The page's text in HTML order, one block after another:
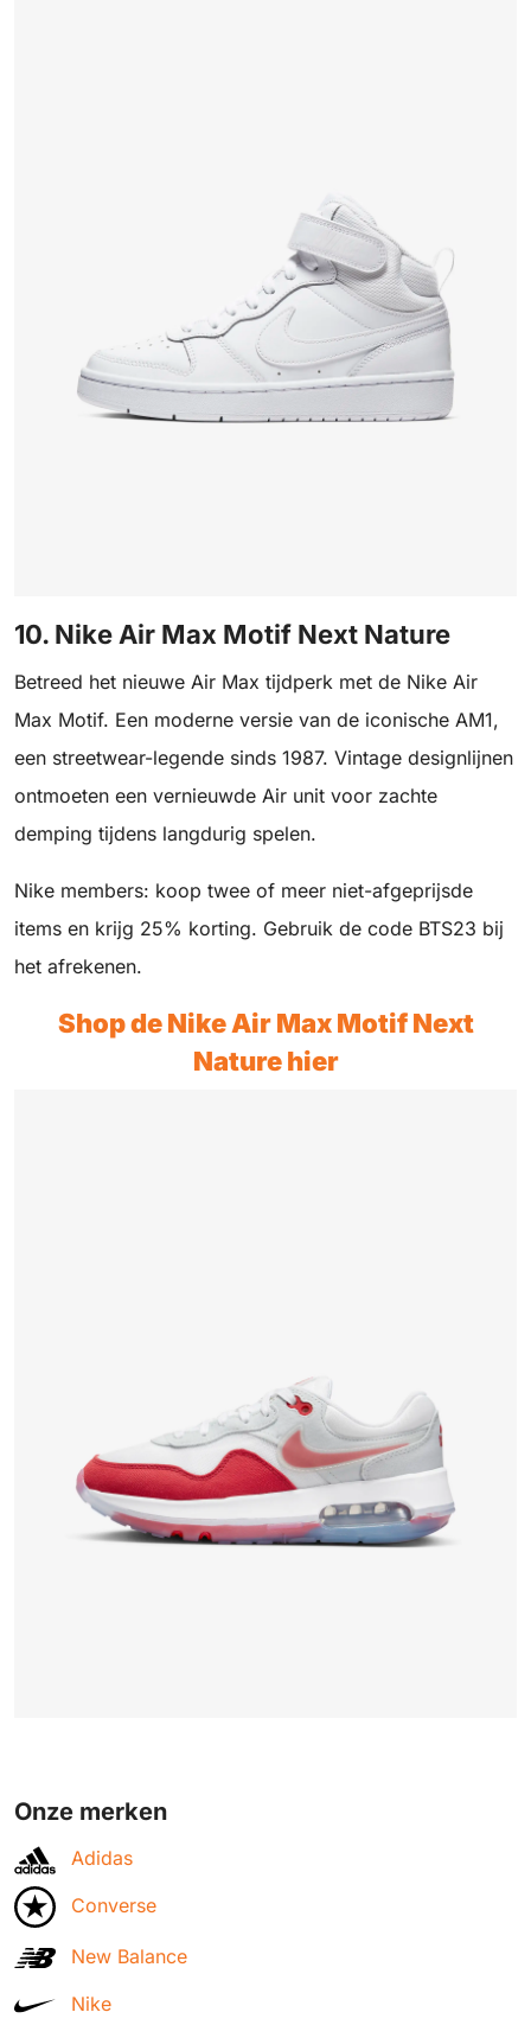
10. Nike Air Max Motif Next Nature
Betreed het nieuwe Air Max tijdperk met de Nike Air
Max Motif. Een moderne versie van de iconische AM1,
een streetwear-legende sinds 1987. Vintage designlijnen
ontmoeten een vernieuwde Air unit voor zachte
demping tijdens langdurig spelen.
Nike members: koop twee of meer niet-afgeprijsde
items en krijg 25% korting. Gebruik de code BTS23 bij
het afrekenen.
Shop de Nike Air Max Motif Next
Nature hier
Onze merken
Adidas
Converse
New Balance
Nike